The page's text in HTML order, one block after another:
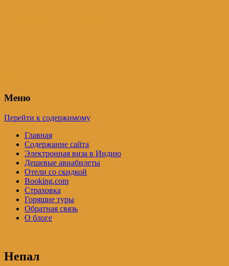
Меню
Перейти к содержимому
Главная
Содержание сайта
Электронная виза в Индию
Дешевые авиабилеты
Отели со скидкой
Booking.com
Страховка
Горящие туры
Обратная связь
О блоге
Непал